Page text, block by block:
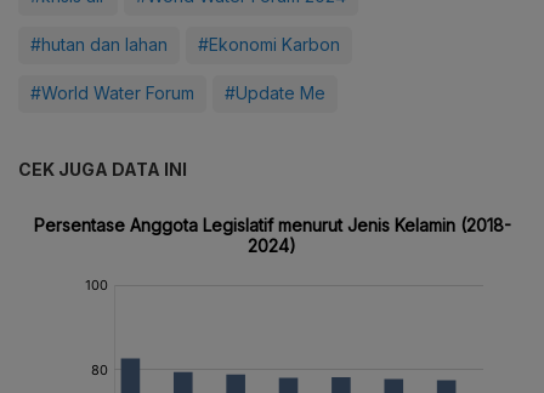
#hutan dan lahan #Ekonomi Karbon
#World Water Forum #Update Me
CEK JUGA DATA INI